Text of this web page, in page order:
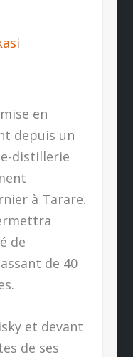
en
depuis un
distillerie
à Tarare.
de
de 40
et devant
de ses